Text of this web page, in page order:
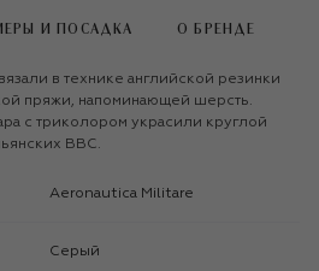
И ПОСАДКА О БРЕНДЕ
в технике английской резинки
пряжи, напоминающей шерсть.
с триколором украсили круглой
ВВС.
Aeronautica Militare
Серый